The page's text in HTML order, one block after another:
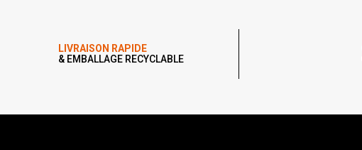
LIVRAISON RAPIDE
& EMBALLAGE RECYCLABLE